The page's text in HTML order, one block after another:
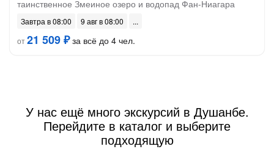
таинственное Змеиное озеро и водопад Фан-Ниагара
Завтра в 08:00
9 авг в 08:00
от21 509 ₽за всё до 4 чел.
У нас ещё много экскурсий в Душанбе.
Перейдите в каталог и выберите
подходящую